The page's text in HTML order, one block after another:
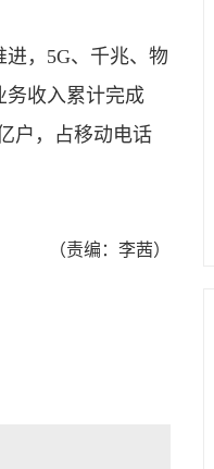
，5G、千兆、物
务收入累计完成
户，占移动电话
（责编：李茜）